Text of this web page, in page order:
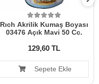
Rıch Akrilik Kumaş Boyası
03476 Açık Mavi 50 Cc.
129,60 TL
Sepete Ekle